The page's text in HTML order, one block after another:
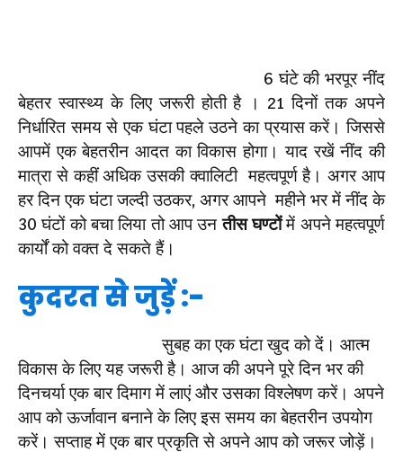
6 घंटे की भरपूर नींद
बेहतर स्वास्थ्य के लिए जरूरी होती है । 21 दिनों तक अपने
निर्धारित समय से एक घंटा पहले उठने का प्रयास करें। जिससे
आपमें एक बेहतरीन आदत का विकास होगा। याद रखें नींद की
मात्रा से कहीं अधिक उसकी क्वालिटी महत्वपूर्ण है। अगर आप
हर दिन एक घंटा जल्दी उठकर, अगर आपने महीने भर में नींद के
30 घंटों को बचा लिया तो आप उनतीस घण्टोंमें अपने महत्वपूर्ण
कार्यों को वक्त दे सकते हैं।
कुदरत से जुड़ें :-
सुबह का एक घंटा खुद को दें। आत्म
विकास के लिए यह जरूरी है। आज की अपने पूरे दिन भर की
दिनचर्या एक बार दिमाग में लाएं और उसका विश्लेषण करें। अपने
आप को ऊर्जावान बनाने के लिए इस समय का बेहतरीन उपयोग
करें। सप्ताह में एक बार प्रकृति से अपने आप को जरूर जोड़ें।